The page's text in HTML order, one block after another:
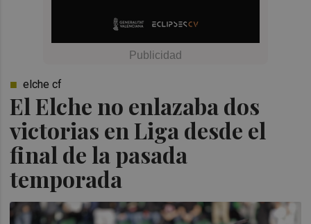
El Elche no enlazaba dos
victorias en Liga desde el
final de la pasada
temporada
elche cf